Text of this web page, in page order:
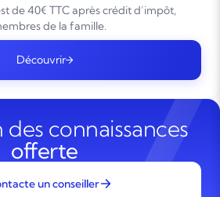
de 40€ TTC après crédit d’impôt,
de la famille.
Découvrir
connaissances
offerte
un conseiller